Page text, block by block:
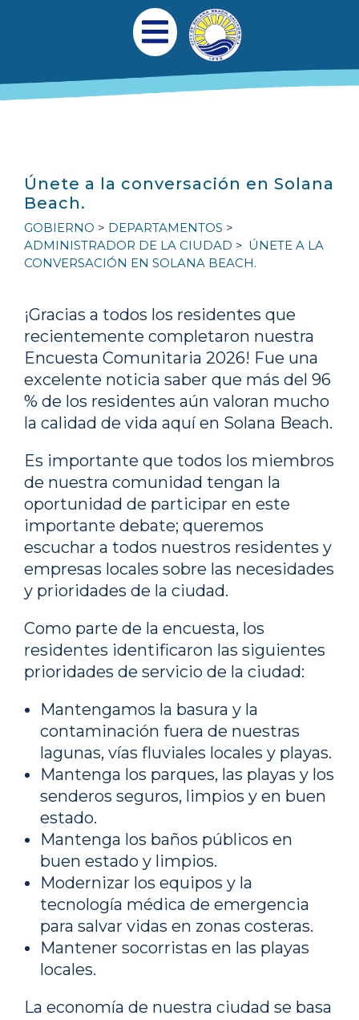
Pasar al contenido principalNavegación
Abrir menú móvil
Únete a la conversación en Solana
Beach.
GOBIERNO
DEPARTAMENTOS
ADMINISTRADOR DE LA CIUDAD
ÚNETE A LA
CONVERSACIÓN EN SOLANA BEACH.
¡Gracias a todos los residentes que
recientemente completaron nuestra
Encuesta Comunitaria 2026! Fue una
excelente noticia saber que más del 96
% de los residentes aún valoran mucho
la calidad de vida aquí en Solana Beach.
Es importante que todos los miembros
de nuestra comunidad tengan la
oportunidad de participar en este
importante debate; queremos
escuchar a todos nuestros residentes y
empresas locales sobre las necesidades
y prioridades de la ciudad.
Como parte de la encuesta, los
residentes identificaron las siguientes
prioridades de servicio de la ciudad:
Mantengamos la basura y la
contaminación fuera de nuestras
lagunas, vías fluviales locales y playas.
Mantenga los parques, las playas y los
senderos seguros, limpios y en buen
estado.
Mantenga los baños públicos en
buen estado y limpios.
Modernizar los equipos y la
tecnología médica de emergencia
para salvar vidas en zonas costeras.
Mantener socorristas en las playas
locales.
La economía de nuestra ciudad se basa